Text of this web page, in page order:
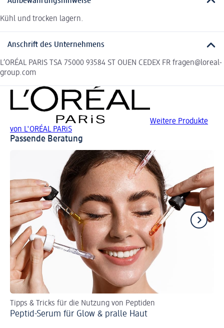
Kühl und trocken lagern.
Anschrift des Unternehmens
L’ORÉAL PARIS TSA 75000 93584 ST OUEN CEDEX FR fragen@loreal-
group.com
Weitere Produkte
von L'ORÉAL PARiS
Passende Beratung
Tipps & Tricks für die Nutzung von Peptiden
Peptid-Serum für Glow & pralle Haut